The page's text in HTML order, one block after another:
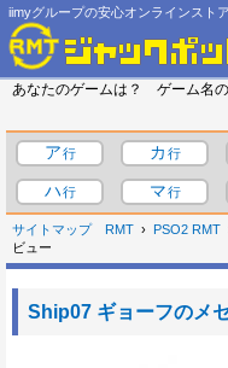
iimyグループの安心オンラインストア
あなたのゲームは？ ゲーム名の
ア
カ
ハ
マ
サイトマップ RMT PSO2 RMT
ビュー
Ship07 ギョーフのメ